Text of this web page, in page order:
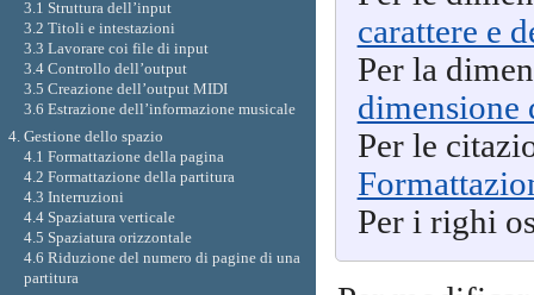
carattere e
Per la
dimensione
Per le
Per i righi
3.1 Struttura dell’input
3.2 Titoli e intestazioni
3.3 Lavorare coi file di input
3.4 Controllo dell’output
3.5 Creazione dell’output MIDI
3.6 Estrazione dell’informazione musicale
4. Gestione dello spazio
4.1 Formattazione della pagina
4.2 Formattazione della partitura
4.3 Interruzioni
4.4 Spaziatura verticale
4.5 Spaziatura orizzontale
4.6 Riduzione del numero di pagine di una
partitura